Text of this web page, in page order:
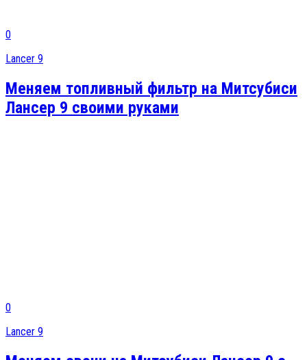
0
Lancer 9
Меняем топливный фильтр на Митсубиси
Лансер 9 своими руками
0
Lancer 9